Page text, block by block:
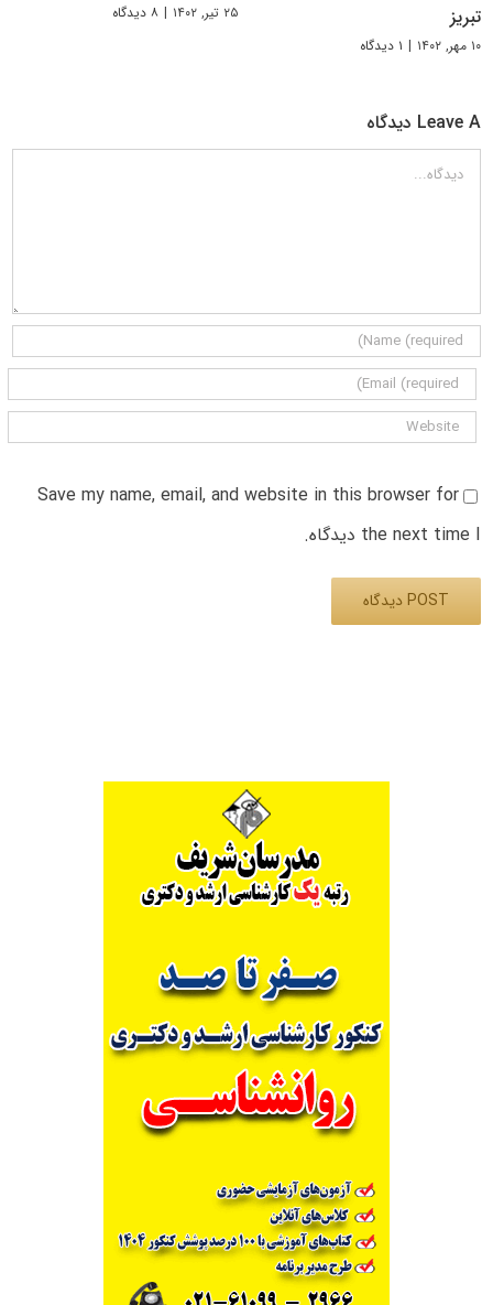
تبریز
۱۰ مهر, ۱۴۰۲ | ۱ دیدگاه
۲۵ تیر, ۱۴۰۲ | ۸ دیدگاه
Leave A دیدگاه
دیدگاه
Save my name, email, and website in this browser for
the next time I دیدگاه.